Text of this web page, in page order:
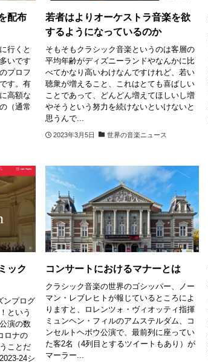
配布
行くと
いです
プロフ
す。有
高額な
（通常
若者はよりオーケストラ音楽を欲
するようになっているのか
そもそもクラシック音楽というのは客層の
平均年齢がディズニーランドやなんかに比
べてかなり高いわけなんですけれど、若い
聴衆が増えること、これはとても喜ばしい
ことであって、どんどん増えてほしいし増
やそうという努力を続けないといけないと
思うんで...
2023年3月5日 世界の音楽ニュース
ック
ンプログ
という
演の数
ロナの
ことだ
24シ
コンサートにおけるマナーとは
クラシック音楽の世界のゴシッパー、ノー
マン・レブレヒトが報じているところによ
りますと、ロレンツォ・ヴィオッティ指揮
ミュンヘン・フィルのアムステルダム、コ
ンセルトヘボウ公演で、最前列に座ってい
た客2名（4列目とするツイートもあり）が
マーラー...